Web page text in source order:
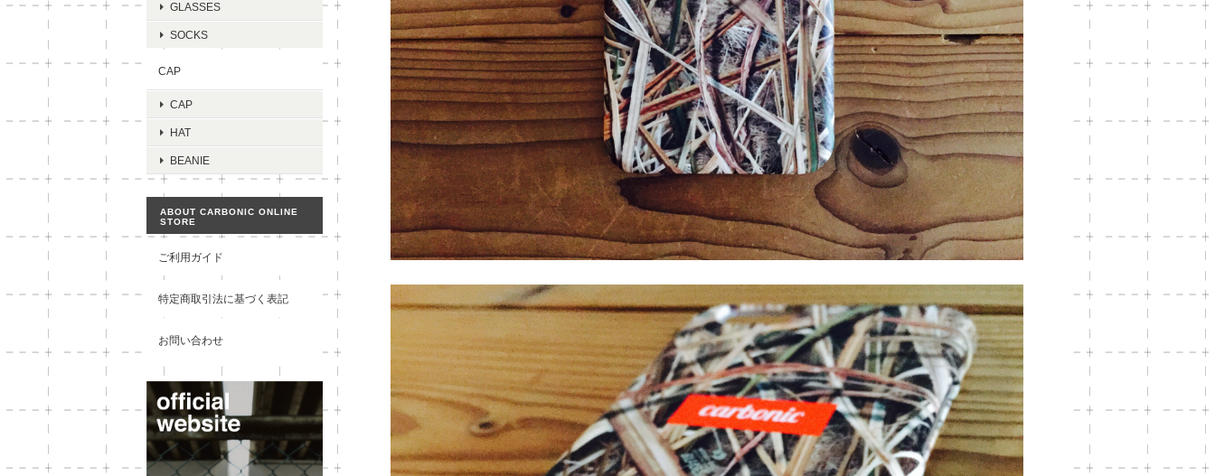
GLASSES
SOCKS
CAP
CAP
HAT
BEANIE
ABOUT CARBONIC ONLINE
STORE
ご利用ガイド
特定商取引法に基づく表記
お問い合わせ